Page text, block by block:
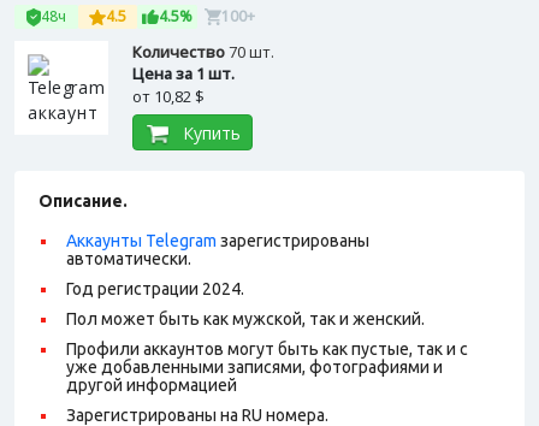
48ч 4.5 4.5% 100+
Количество70 шт.
Цена за 1 шт.
от 10,82 $
Купить
Описание.
Аккаунты Telegram зарегистрированы
автоматически.
Год регистрации 2024.
Пол может быть как мужской, так и женский.
Профили аккаунтов могут быть как пустые, так и с
уже добавленными записями, фотографиями и
другой информацией
Зарегистрированы на RU номера.